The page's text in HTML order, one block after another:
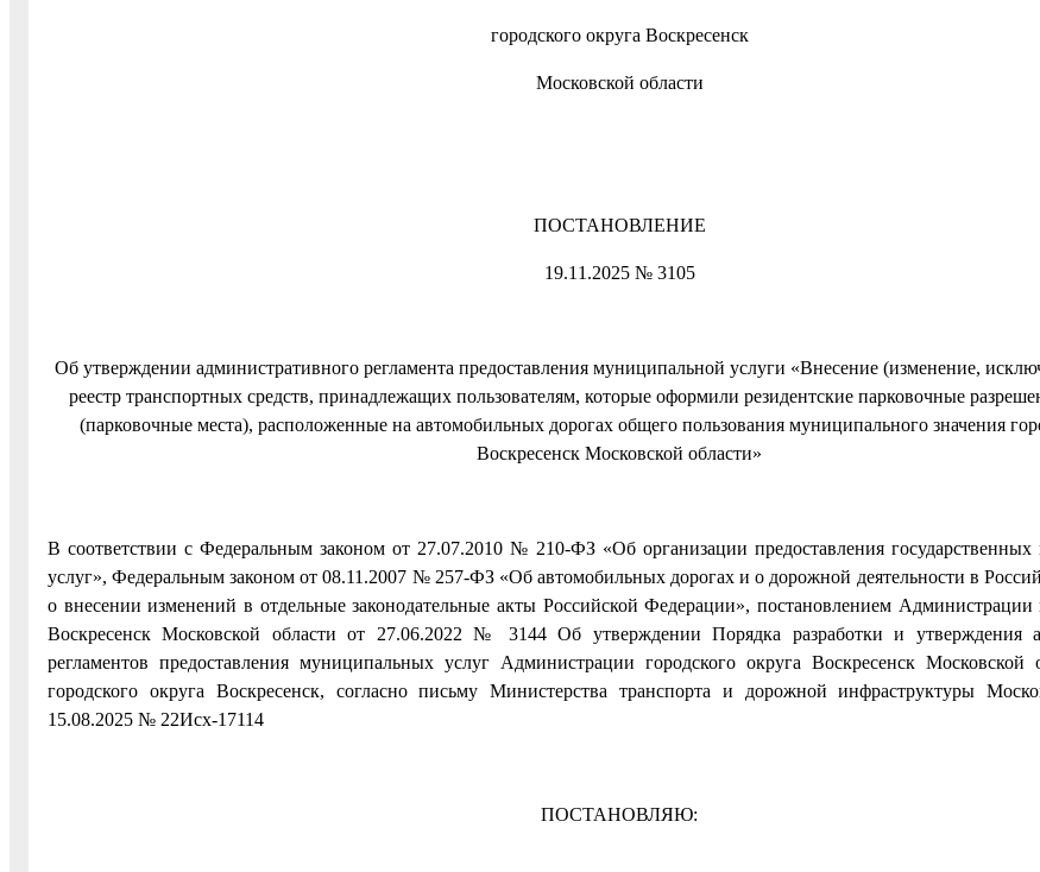
городского округа Воскресенск
Московской области
ПОСТАНОВЛЕНИЕ
19.11.2025 № 3105
Об утверждении административного регламента предоставления муниципальной услуги «Внесение (изменение,
реестр транспортных средств, принадлежащих пользователям, которые оформили резидентские парковочные
(парковочные места), расположенные на автомобильных дорогах общего пользования муниципального значения
Воскресенск Московской области»
В соответствии с Федеральным законом от 27.07.2010 № 210-ФЗ «Об организации предоставления
услуг», Федеральным законом от 08.11.2007 № 257-ФЗ «Об автомобильных дорогах и о дорожной деятельности в
о внесении изменений в отдельные законодательные акты Российской Федерации», постановлением Администрации
Воскресенск Московской области от 27.06.2022 № 3144 Об утверждении Порядка разработки и утверждения
регламентов предоставления муниципальных услуг Администрации городского округа Воскресенск Московской
городского округа Воскресенск, согласно письму Министерства транспорта и дорожной инфраструктуры
15.08.2025 № 22Исх-17114
ПОСТАНОВЛЯЮ: